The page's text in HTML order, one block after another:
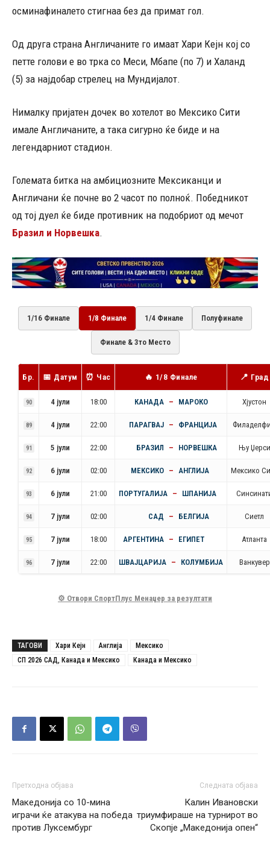
осминафиналето стигнаа без да примат гол.
Од друга страна Англичаните го имаат Хари Кејн кој со
петте голови е во трка со Меси, Мбапе (по 7) и Халанд
(5) за најдобар стрелец на Мундијалот.
Нималку пријатен дочек во хотелот во Мексико Сити
имале Англичаните, а така сигурно ќе биде и на
легендарниот стадион.
Големата битка на амбициозните Мексиканци и
Англичани ќе почне во 2 часот по полноќ. Победникот
од тој дуел ќе биде противник на подобриот од мечот
Бразил и Норвешка.
1/16 Финале 1/8 Финале 1/4 Финале Полуфинале
Финале & 3то Место
Бр. 📅 Датум ⏰ Час 🔥 1/8 Финале 📍 Град
90 4 јули 18:00 КАНАДА – МАРОКО Хјустон
89 4 јули 22:00 ПАРАГВАЈ – ФРАНЦИЈА
91 5 јули 22:00 БРАЗИЛ – НОРВЕШКА Њу Џерси
92 6 јули 02:00 МЕКСИКО – АНГЛИЈА Мексико
93 6 јули 21:00 ПОРТУГАЛИЈА – ШПАНИЈА
94 7 јули 02:00 САД – БЕЛГИЈА Сиетл
95 7 јули 18:00 АРГЕНТИНА – ЕГИПЕТ Атланта
96 7 јули 22:00 ШВАЈЦАРИЈА – КОЛУМБИЈА Ванкувер
⚙️ Отвори СпортПлус Менаџер за резултати
ТАГОВИ Хари Кејн Англија
Мексико
СП 2026 САД, Канада и Мексико
Канада и Мексико
Претходна објава
Македонија со 10-мина
играчи ќе атакува на победа
против Луксембург
Следната објава
Калин Ивановски
триумфираше на турнирот во
Скопје „Македонија опен“